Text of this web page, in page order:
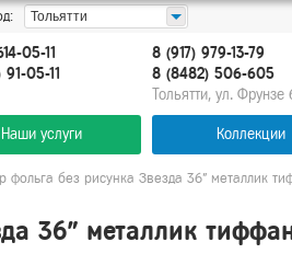
Тольятти
05-11
05-11
8 (917) 979-13-79
8 (8482) 506-605
Тольятти, ул. Фрунзе
Наши услуги Коллекции
фольга без рисунка Звезда 36" металлик
36" металлик